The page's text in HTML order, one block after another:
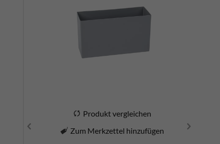
Produkt vergleichen
Zum Merkzettel hinzufügen